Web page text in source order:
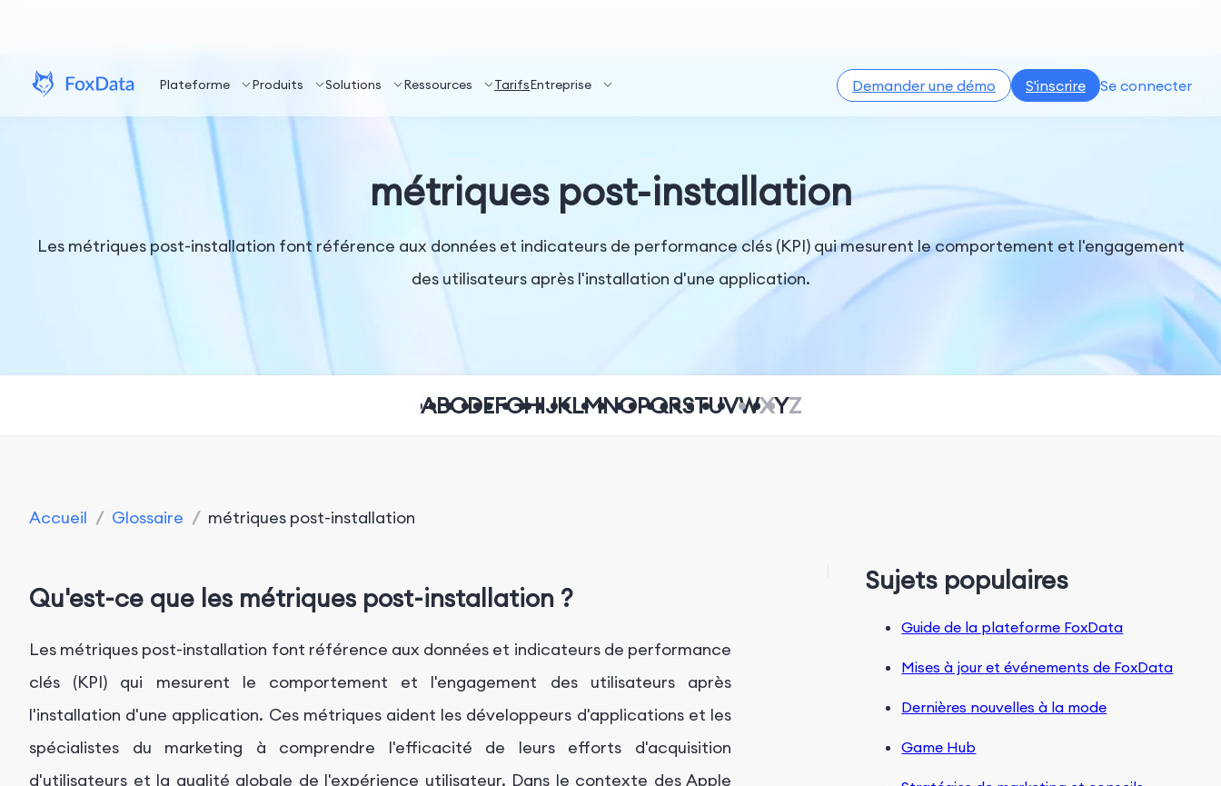
Plateforme Produits Solutions Ressources TarifsEntreprise Demander une démo S'inscrire Se connecter
métriques post-installation
Les métriques post-installation font référence aux données et indicateurs de performance clés (KPI) qui mesurent le comportement et l'engagement
des utilisateurs après l'installation d'une application.
ABCDEFGHIJKLMNOPQRSTUVWXYZ
Accueil / Glossaire / métriques post-installation
Qu'est-ce que les métriques post-installation ?
Les métriques post-installation font référence aux données et indicateurs de performance
clés (KPI) qui mesurent le comportement et l'engagement des utilisateurs après
l'installation d'une application. Ces métriques aident les développeurs d'applications et les
spécialistes du marketing à comprendre l'efficacité de leurs efforts d'acquisition
d'utilisateurs et la qualité globale de l'expérience utilisateur. Dans le contexte des Apple
Sujets populaires
Guide de la plateforme FoxData
Mises à jour et événements de FoxData
Dernières nouvelles à la mode
Game Hub